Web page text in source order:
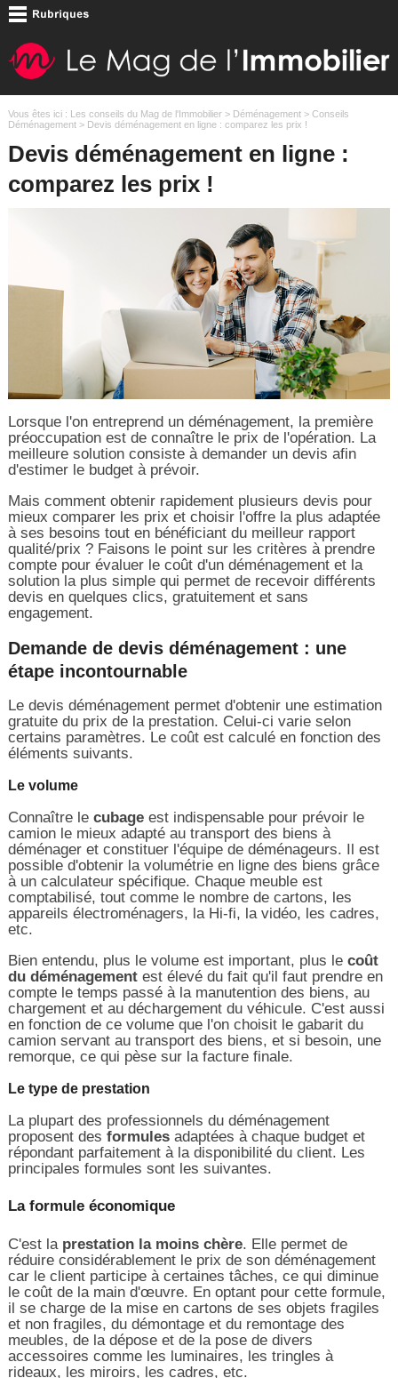
Vous êtes ici : Les conseils du Mag de l'Immobilier> Déménagement> Conseils
Déménagement> Devis déménagement en ligne : comparez les prix !
Devis déménagement en ligne :
comparez les prix !
Lorsque l'on entreprend un déménagement, la première
préoccupation est de connaître le prix de l'opération. La
meilleure solution consiste à demander un devis afin
d'estimer le budget à prévoir.
Mais comment obtenir rapidement plusieurs devis pour
mieux comparer les prix et choisir l'offre la plus adaptée
à ses besoins tout en bénéficiant du meilleur rapport
qualité/prix ? Faisons le point sur les critères à prendre
compte pour évaluer le coût d'un déménagement et la
solution la plus simple qui permet de recevoir différents
devis en quelques clics, gratuitement et sans
engagement.
Demande de devis déménagement : une
étape incontournable
Le devis déménagement permet d'obtenir une estimation
gratuite du prix de la prestation. Celui-ci varie selon
certains paramètres. Le coût est calculé en fonction des
éléments suivants.
Le volume
Connaître le cubageest indispensable pour prévoir le
camion le mieux adapté au transport des biens à
déménager et constituer l'équipe de déménageurs. Il est
possible d'obtenir la volumétrie en ligne des biens grâce
à un calculateur spécifique. Chaque meuble est
comptabilisé, tout comme le nombre de cartons, les
appareils électroménagers, la Hi-fi, la vidéo, les cadres,
etc.
Bien entendu, plus le volume est important, plus le coût
du déménagementest élevé du fait qu'il faut prendre en
compte le temps passé à la manutention des biens, au
chargement et au déchargement du véhicule. C'est aussi
en fonction de ce volume que l'on choisit le gabarit du
camion servant au transport des biens, et si besoin, une
remorque, ce qui pèse sur la facture finale.
Le type de prestation
La plupart des professionnels du déménagement
proposent des formules adaptées à chaque budget et
répondant parfaitement à la disponibilité du client. Les
principales formules sont les suivantes.
La formule économique
C'est la prestation la moins chère. Elle permet de
réduire considérablement le prix de son déménagement
car le client participe à certaines tâches, ce qui diminue
le coût de la main d'œuvre. En optant pour cette formule,
il se charge de la mise en cartons de ses objets fragiles
et non fragiles, du démontage et du remontage des
meubles, de la dépose et de la pose de divers
accessoires comme les luminaires, les tringles à
rideaux, les miroirs, les cadres, etc.